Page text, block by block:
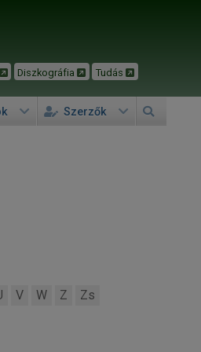
Diszkográfia Tudás
Szerzők
V W Z Zs